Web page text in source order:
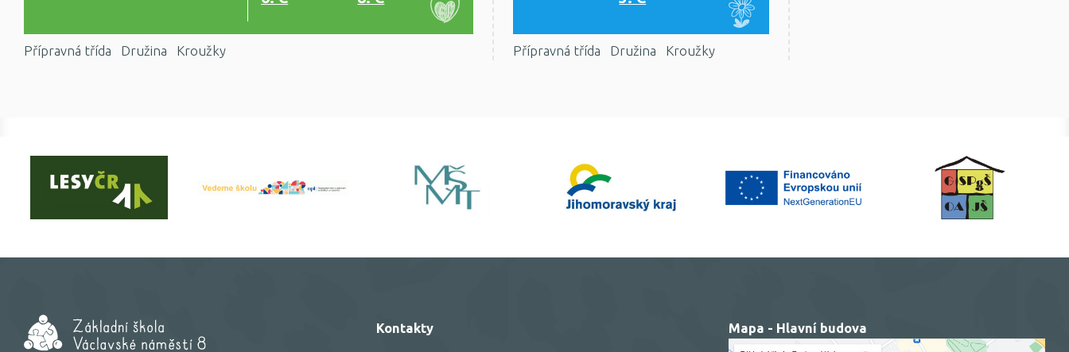
Přípravná třída Družina Kroužky Přípravná třída Družina Kroužky
Kontakty Mapa - Hlavní budova